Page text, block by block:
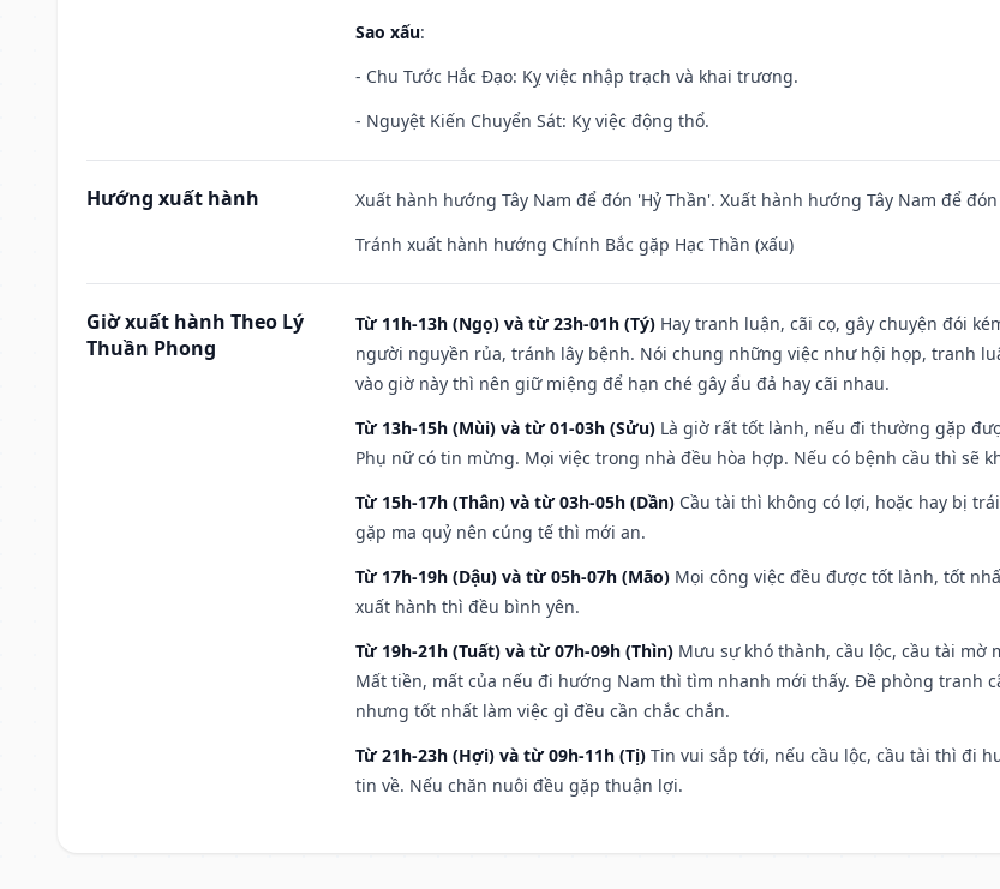
Sao xấu:
- Chu Tước Hắc Đạo: Kỵ việc nhập trạch và khai trương.
- Nguyệt Kiến Chuyển Sát: Kỵ việc động thổ.
Hướng xuất hành
Xuất hành hướng Tây Nam để đón 'Hỷ Thần'. Xuất hành hướng Tây Nam để đón
Tránh xuất hành hướng Chính Bắc gặp Hạc Thần (xấu)
Giờ xuất hành Theo Lý
Thuần Phong
Từ 11h-13h (Ngọ) và từ 23h-01h (Tý) Hay tranh luận, cãi cọ, gây chuyện đói
người nguyền rủa, tránh lây bệnh. Nói chung những việc như hội họp, tranh
vào giờ này thì nên giữ miệng để hạn ché gây ẩu đả hay cãi nhau.
Từ 13h-15h (Mùi) và từ 01-03h (Sửu) Là giờ rất tốt lành, nếu đi thường gặp
Phụ nữ có tin mừng. Mọi việc trong nhà đều hòa hợp. Nếu có bệnh cầu thì sẽ
Từ 15h-17h (Thân) và từ 03h-05h (Dần) Cầu tài thì không có lợi, hoặc hay bị
gặp ma quỷ nên cúng tế thì mới an.
Từ 17h-19h (Dậu) và từ 05h-07h (Mão) Mọi công việc đều được tốt lành, tốt
xuất hành thì đều bình yên.
Từ 19h-21h (Tuất) và từ 07h-09h (Thìn) Mưu sự khó thành, cầu lộc, cầu tài mờ
Mất tiền, mất của nếu đi hướng Nam thì tìm nhanh mới thấy. Đề phòng tranh
nhưng tốt nhất làm việc gì đều cần chắc chắn.
Từ 21h-23h (Hợi) và từ 09h-11h (Tị) Tin vui sắp tới, nếu cầu lộc, cầu tài thì đi
tin về. Nếu chăn nuôi đều gặp thuận lợi.